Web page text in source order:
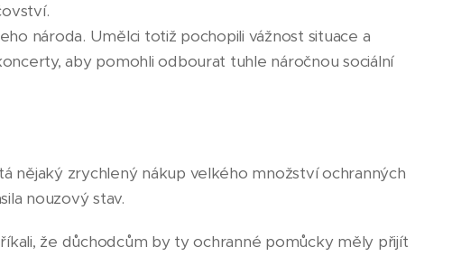
národa. Umělci totiž pochopili vážnost situace a
aby pomohli odbourat tuhle náročnou sociální
nějaký zrychlený nákup velkého množství ochranných
nouzový stav.
že důchodcům by ty ochranné pomůcky měly přijít